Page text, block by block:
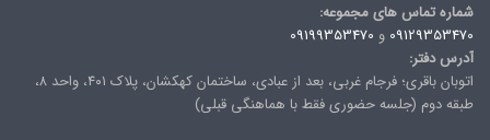
شماره تماس های مجموعه:
09129353470 و 09199353470
آدرس دفتر:
اتوبان باقری؛ فرجام غربی، بعد از عبادی، ساختمان کهکشان، پلاک ۴۰۱، واحد ۸،
طبقه دوم (جلسه حضوری فقط با هماهنگی قبلی)